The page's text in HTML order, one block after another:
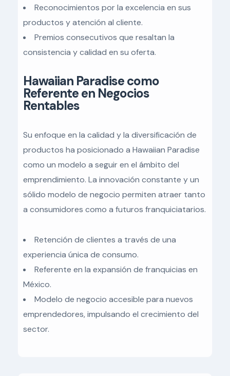
Reconocimientos por la excelencia en sus
productos y atención al cliente.
Premios consecutivos que resaltan la
consistencia y calidad en su oferta.
Hawaiian Paradise como
Referente en Negocios
Rentables
Su enfoque en la calidad y la diversificación de
productos ha posicionado a Hawaiian Paradise
como un modelo a seguir en el ámbito del
emprendimiento. La innovación constante y un
sólido modelo de negocio permiten atraer tanto
a consumidores como a futuros franquiciatarios.
Retención de clientes a través de una
experiencia única de consumo.
Referente en la expansión de franquicias en
México.
Modelo de negocio accesible para nuevos
emprendedores, impulsando el crecimiento del
sector.